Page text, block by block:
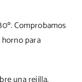
Comprobamos
para